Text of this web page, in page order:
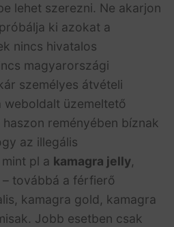
lehet szerezni. Ne akarjon
ki azokat a
nincs hivatalos
magyarországi
személyes átvételi
weboldalt üzemeltető
reményében bíznak
az illegális
pl a kamagra jelly,
továbbá a férfierő
kamagra gold, kamagra
Jobb esetben csak